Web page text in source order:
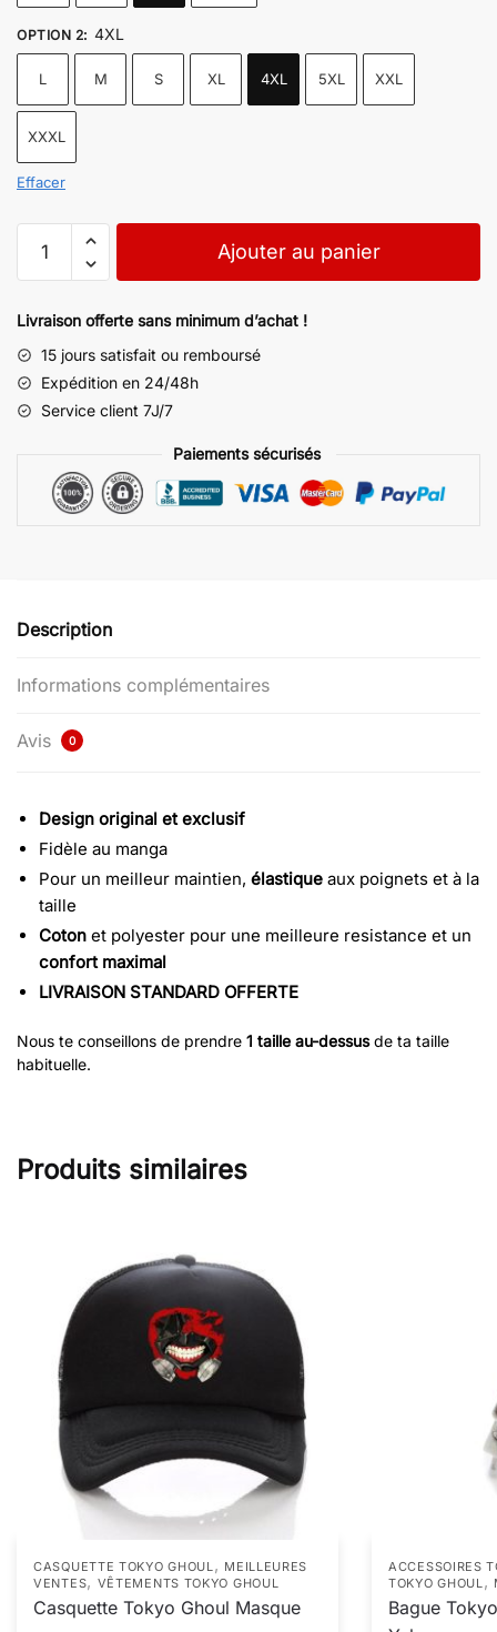
OPTION 2: 4XL
L M S XL 4XL 5XL XXL
XXXL
Effacer
Ajouter au panier
Livraison offerte sans minimum d’achat !
15 jours satisfait ou remboursé
Expédition en 24/48h
Service client 7J/7
Paiements sécurisés
Description
Informations complémentaires
Avis 0
Design original et exclusif
Fidèle au manga
Pour un meilleur maintien, élastique aux poignets et à la
taille
Coton et polyester pour une meilleure resistance et un
confort maximal
LIVRAISON STANDARD OFFERTE
Nous te conseillons de prendre 1 taille au-dessusde ta taille
habituelle.
Produits similaires
CASQUETTE TOKYO GHOUL , MEILLEURES
VENTES, VÊTEMENTS TOKYO GHOUL
Casquette Tokyo Ghoul Masque
ACCESSOIRES
TOKYO GHOUL ,
Bague